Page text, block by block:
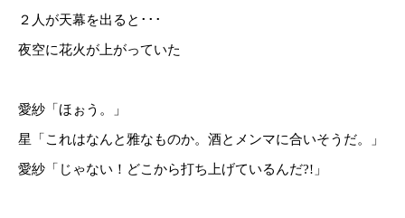
２人が天幕を出ると･･･
夜空に花火が上がっていた
愛紗「ほぉう。」
星「これはなんと雅なものか。酒とメンマに合いそうだ。」
愛紗「じゃない！どこから打ち上げているんだ?!」